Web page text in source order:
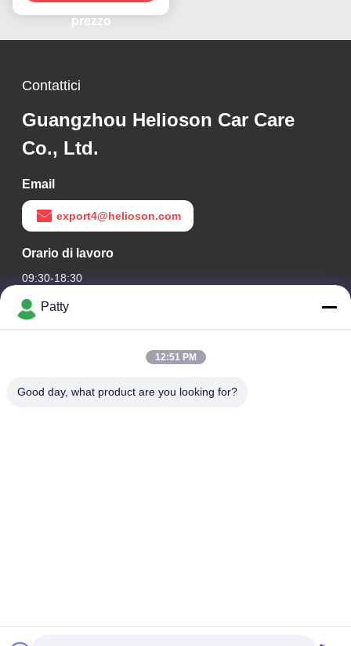
prezzo
Contattici
Guangzhou Helioson Car Care
Co., Ltd.
Email
export4@helioson.com
Orario di lavoro
09:30-18:30
Il nostro indirizzo
Sala 1801-1803, edificio A3, Greenland Central Plaza,
Patty
12:51 PM
Good day, what product are you looking for?